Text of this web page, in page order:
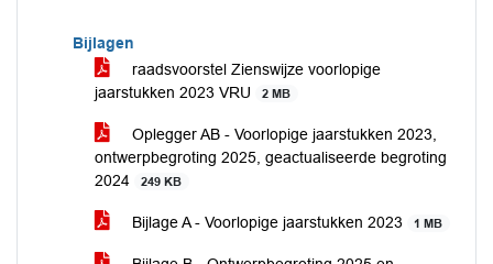
Bijlagen
raadsvoorstel Zienswijze voorlopige
jaarstukken 2023 VRU
2 MB
Oplegger AB - Voorlopige jaarstukken 2023,
ontwerpbegroting 2025, geactualiseerde begroting
2024
249 KB
Bijlage A - Voorlopige jaarstukken 2023 1 MB